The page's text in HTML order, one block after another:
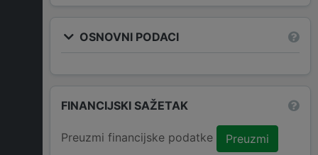
OSNOVNI PODACI
FINANCIJSKI SAŽETAK
Preuzmi financijske podatke Preuzmi